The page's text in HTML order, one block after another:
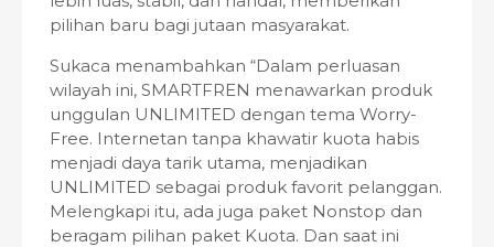
pilihan baru bagi jutaan masyarakat.
Sukaca menambahkan “Dalam perluasan
wilayah ini, SMARTFREN menawarkan produk
unggulan UNLIMITED dengan tema Worry-
Free. Internetan tanpa khawatir kuota habis
menjadi daya tarik utama, menjadikan
UNLIMITED sebagai produk favorit pelanggan.
Melengkapi itu, ada juga paket Nonstop dan
beragam pilihan paket Kuota. Dan saat ini